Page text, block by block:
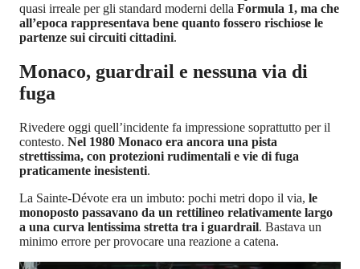
quasi irreale per gli standard moderni della Formula 1, ma che
all’epoca rappresentava bene quanto fossero rischiose le
partenze sui circuiti cittadini.
Monaco, guardrail e nessuna via di
fuga
Rivedere oggi quell’incidente fa impressione soprattutto per il
contesto. Nel 1980 Monaco era ancora una pista
strettissima, con protezioni rudimentali e vie di fuga
praticamente inesistenti.
La Sainte-Dévote era un imbuto: pochi metri dopo il via, le
monoposto passavano da un rettilineo relativamente largo
a una curva lentissima stretta tra i guardrail. Bastava un
minimo errore per provocare una reazione a catena.